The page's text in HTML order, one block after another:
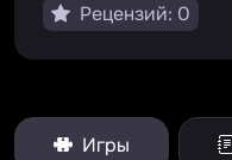
Рецензий: 0
Игры